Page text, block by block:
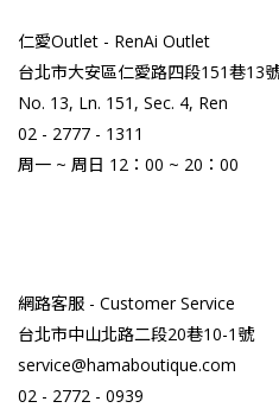
仁愛Outlet - RenAi Outlet
台北市大安區仁愛路四段151巷13
No. 13, Ln. 151, Sec. 4, Ren
02 - 2777 - 1311
周一 ~ 周日 12：00 ~ 20：00
網路客服 - Customer Service
台北市中山北路二段20巷10-1號
service@hamaboutique.com
02 - 2772 - 0939